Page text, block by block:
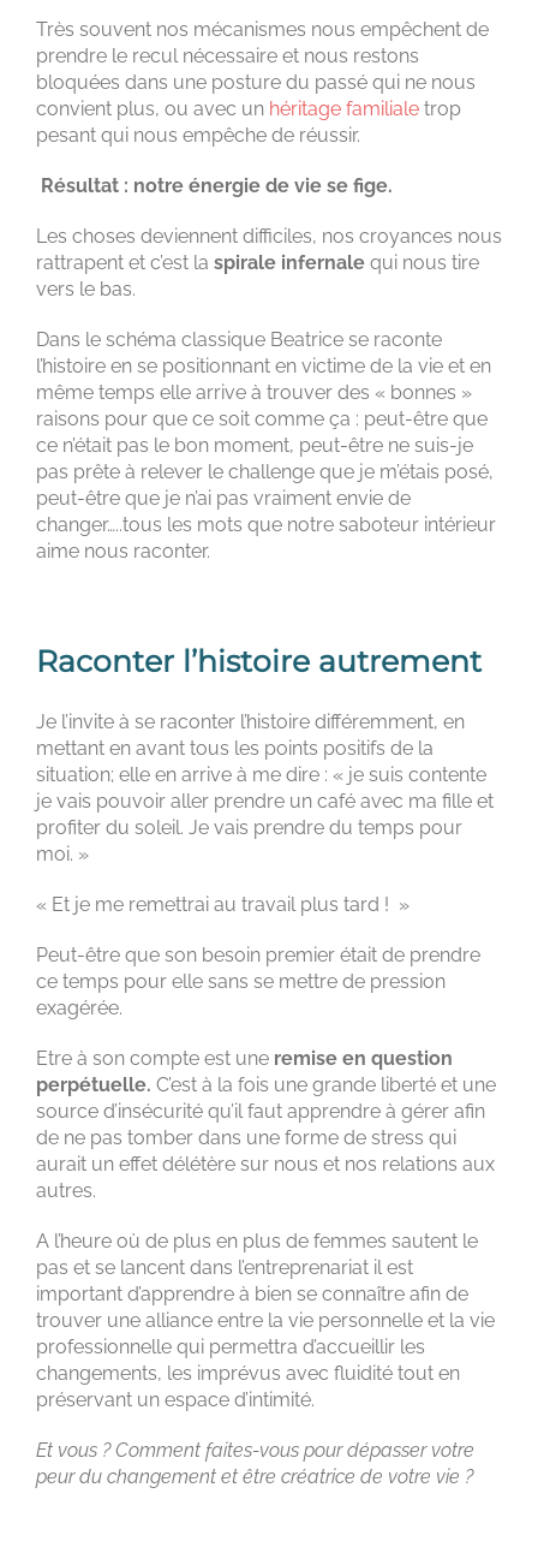
Très souvent nos mécanismes nous empêchent de
prendre le recul nécessaire et nous restons
bloquées dans une posture du passé qui ne nous
convient plus, ou avec un héritage familiale trop
pesant qui nous empêche de réussir.
Résultat : notre énergie de vie se fige.
Les choses deviennent difficiles, nos croyances nous
rattrapent et c’est la spirale infernale qui nous tire
vers le bas.
Dans le schéma classique Beatrice se raconte
l’histoire en se positionnant en victime de la vie et en
même temps elle arrive à trouver des « bonnes »
raisons pour que ce soit comme ça : peut-être que
ce n’était pas le bon moment, peut-être ne suis-je
pas prête à relever le challenge que je m’étais posé,
peut-être que je n’ai pas vraiment envie de
changer…..tous les mots que notre saboteur intérieur
aime nous raconter.
Raconter l’histoire autrement
Je l’invite à se raconter l’histoire différemment, en
mettant en avant tous les points positifs de la
situation; elle en arrive à me dire : « je suis contente
je vais pouvoir aller prendre un café avec ma fille et
profiter du soleil. Je vais prendre du temps pour
moi. »
« Et je me remettrai au travail plus tard ! »
Peut-être que son besoin premier était de prendre
ce temps pour elle sans se mettre de pression
exagérée.
Etre à son compte est une remise en question
perpétuelle. C’est à la fois une grande liberté et une
source d’insécurité qu’il faut apprendre à gérer afin
de ne pas tomber dans une forme de stress qui
aurait un effet délétère sur nous et nos relations aux
autres.
A l’heure où de plus en plus de femmes sautent le
pas et se lancent dans l’entreprenariat il est
important d’apprendre à bien se connaître afin de
trouver une alliance entre la vie personnelle et la vie
professionnelle qui permettra d’accueillir les
changements, les imprévus avec fluidité tout en
préservant un espace d’intimité.
Et vous ? Comment faites-vous pour dépasser votre
peur du changement et être créatrice de votre vie ?